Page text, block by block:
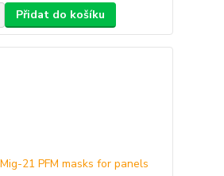
Přidat do košíku